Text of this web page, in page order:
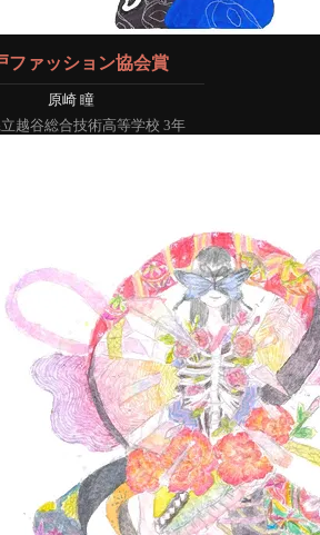
ファッション協会賞
原崎 瞳
越谷総合技術高等学校 3年